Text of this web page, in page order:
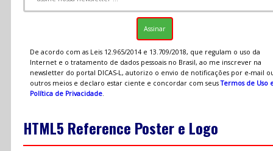
De acordo com as Leis 12.965/2014 e 13.709/2018, que regulam o uso da
Internet e o tratamento de dados pessoais no Brasil, ao me inscrever na
newsletter do portal DICAS-L, autorizo o envio de notificações por e-mail
outros meios e declaro estar ciente e concordar com seusTermos de Uso
Política de Privacidade.
HTML5 Reference Poster e Logo